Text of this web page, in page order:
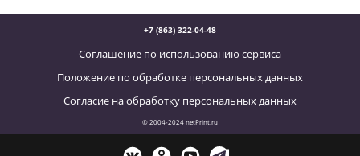
+7 (863) 322-04-48
Соглашение по использованию сервиса
Положение по обработке персональных данных
Согласие на обработку персональных данных
© 2004-2024 netPrint.ru